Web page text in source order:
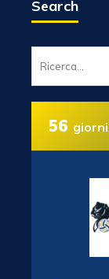
Search
56 giorni